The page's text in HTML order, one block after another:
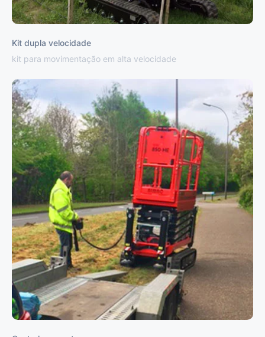
Kit dupla velocidade
kit para movimentação em alta velocidade